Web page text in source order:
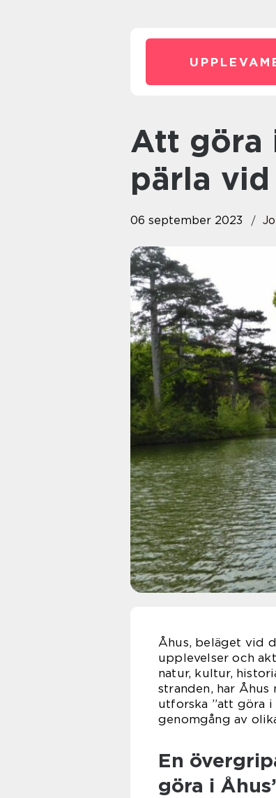
Att göra i Åhus – Utforska en
pärla
06 september 2023
Åhus, beläget vid
upplevelser och
natur, kultur,
stranden, har
utforska ”att göra
genomgång av
En
göra i